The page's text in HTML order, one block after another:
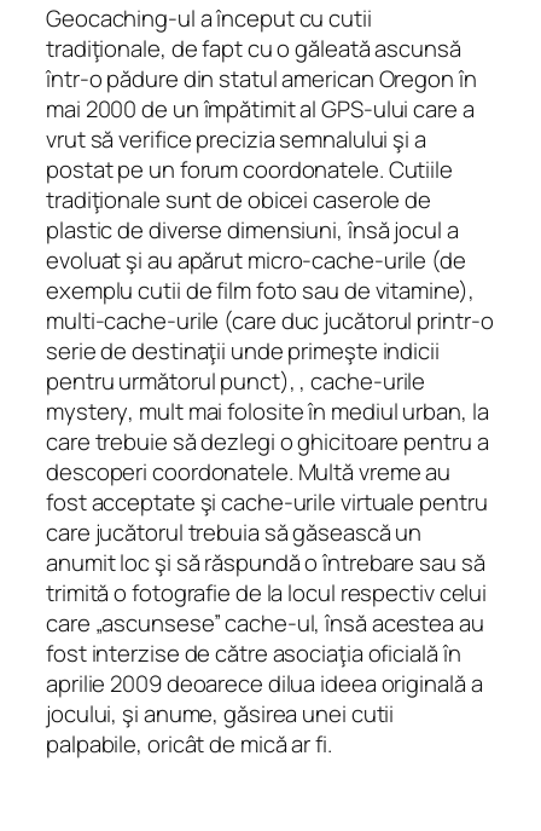
Geocaching-ul a început cu cutii
tradiţionale, de fapt cu o găleată ascunsă
într-o pădure din statul american Oregon în
mai 2000 de un împătimit al GPS-ului care a
vrut să verifice precizia semnalului şi a
postat pe un forum coordonatele. Cutiile
tradiţionale sunt de obicei caserole de
plastic de diverse dimensiuni, însă jocul a
evoluat şi au apărutmicro-cache-urile (de
exemplu cutii de film foto sau de vitamine),
multi-cache-urile (care duc jucătorul printr-o
serie de destinaţii unde primeşte indicii
pentru următorul punct), ,cache-urile
mystery, mult mai folosite în mediul urban, la
care trebuie să dezlegi o ghicitoare pentru a
descoperi coordonatele. Multă vreme au
fost acceptate şi cache-urile virtuale pentru
care jucătorul trebuia să găsească un
anumit loc şi să răspundă o întrebare sau să
trimită o fotografie de la locul respectiv celui
care „ascunsese” cache-ul, însă acestea au
fost interzise de către asociaţia oficială în
aprilie 2009 deoarece dilua ideea originală a
jocului, şi anume, găsirea unei cutii
palpabile, oricât de mică ar fi.